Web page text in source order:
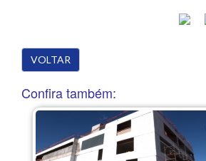
VOLTAR
Confira também: